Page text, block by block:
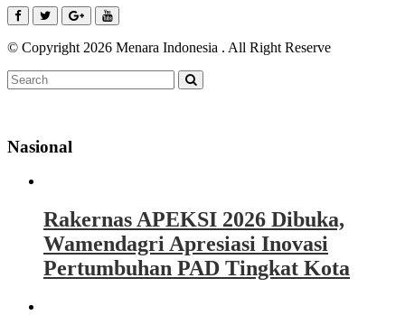
© Copyright 2026 Menara Indonesia . All Right Reserve
Nasional
Rakernas APEKSI 2026 Dibuka,
Wamendagri Apresiasi Inovasi
Pertumbuhan PAD Tingkat Kota